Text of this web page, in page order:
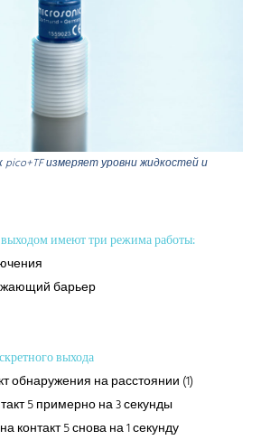
измеряет уровни жидкостей и
имеют три режима работы:
барьер
выхода
обнаружения на расстоянии (1)
5 примерно на 3 секунды
на контакт 5 снова на 1 секунду